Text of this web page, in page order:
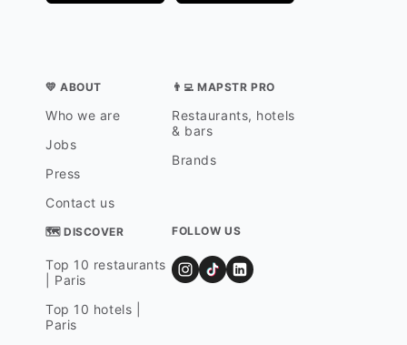
💛 ABOUT
Who we are
Jobs
Press
Contact us
👨‍💻 MAPSTR PRO
Restaurants, hotels
& bars
Brands
🗺 DISCOVER
Top 10 restaurants
| Paris
Top 10 hotels |
Paris
FOLLOW US